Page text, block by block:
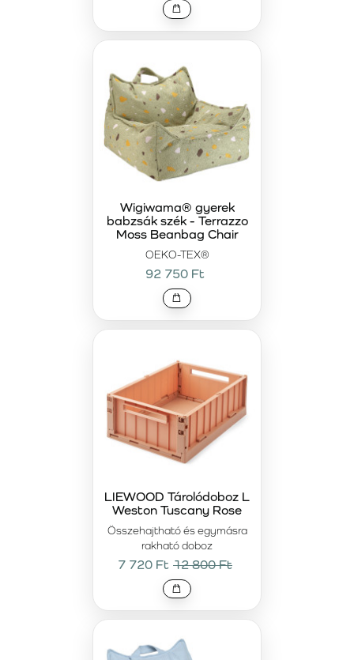
OEKO-TEX®
Wigiwama® gyerek
babzsák szék - Terrazzo
Moss Beanbag Chair
92 750 Ft
Összehajtható és egymásra
rakható doboz
LIEWOOD Tárolódoboz L
Weston Tuscany Rose
7 720 Ft 12 800 Ft